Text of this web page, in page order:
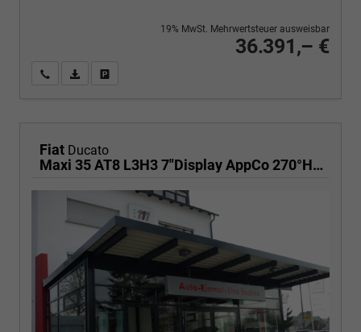
36.391,– €
19% MwSt. Mehrwertsteuer ausweisbar
Wir rufen Sie anPDF-Fahrzeugexposé drucken
Fiat Ducato
Maxi 35 AT8 L3H3 7"Display AppCo 270°HFT